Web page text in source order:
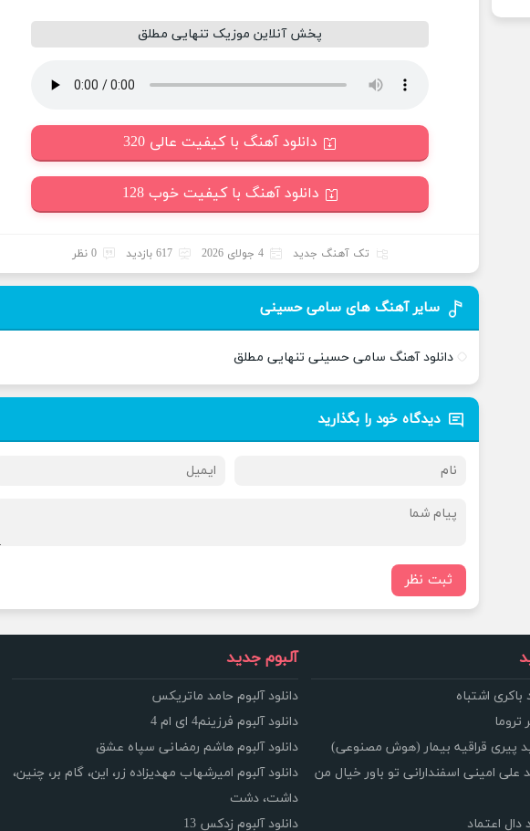
پخش آنلاین موزیک تنهایی مطلق
دانلود آهنگ با کیفیت عالی 320
دانلود آهنگ با کیفیت خوب 128
تک آهنگ جدید 4 جولای 2026 617 بازدید 0 نظر
سایر آهنگ های سامی حسینی
دانلود آهنگ سامی حسینی تنهایی مطلق
دیدگاه خود را بگذارید
ثبت نظر
باکری اشتباه
تروما
پیری قراقیه بیمار (هوش مصنوعی)
علی امینی اسفندارانی تو باور خیال من
اعتماد
آلبوم جدید
دانلود آلبوم حامد ماتریکس
دانلود آلبوم فرزینم4 ای ام 4
دانلود آلبوم هاشم رمضانی سپاه عشق
دانلود آلبوم امیرشهاب مهدیزاده زر، این، گام بر، چنین،
داشت، دشت
دانلود آلبوم زدکس 13